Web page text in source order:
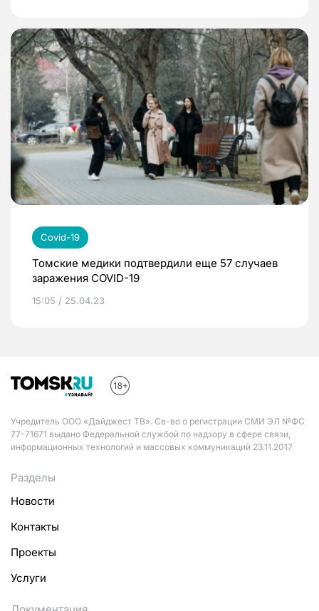
Covid-19
Томские медики подтвердили еще 57 случаев
заражения COVID-19
15:05 / 25.04.23
Учредитель ООО «Дайджест ТВ». Св-во о регистрации СМИ ЭЛ №ФС
77-71671 выдано Федеральной службой по надзору в сфере связи,
информационных технологий и массовых коммуникаций 23.11.2017
Разделы
Новости
Контакты
Проекты
Услуги